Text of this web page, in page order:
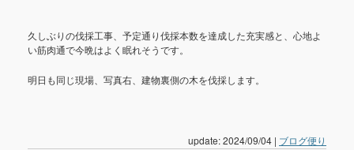
久しぶりの伐採工事、予定通り伐採本数を達成した充実感と、心地よ
い筋肉通で今晩はよく眠れそうです。
明日も同じ現場、写真右、建物裏側の木を伐採します。
update: 2024/09/04 | ブログ便り